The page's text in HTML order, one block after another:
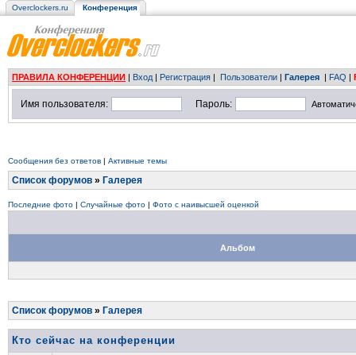
Overclockers.ru Конференция
ПРАВИЛА КОНФЕРЕНЦИИ | Вход | Регистрация | Пользователи | Галерея | FAQ |
Имя пользователя: Пароль:
Сообщения без ответов | Активные темы
Список форумов » Галерея
Последние фото | Случайные фото | Фото с наивысшей оценкой
Альбом
Список форумов » Галерея
Кто сейчас на конференции